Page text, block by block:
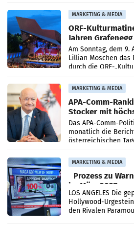
MARKETING & MEDIA
ORF-
Jahren
Simonischek
Am Sonntag, dem 9.
Lillian Moschen das
durch die ORF-
startet mit der
Grafenegg
MARKETING & MEDIA
APA-Comm-
Stocker mit
im Juli
Das APA-Comm-
monatlich die
österreichischen
analysiert, welche
Politiker Österreichs
MARKETING & MEDIA
Prozess zu
im März 2027
LOS ANGELES Die
Hollywood-
den Rivalen